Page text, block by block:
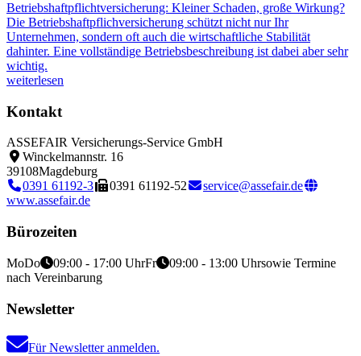
Betriebshaftpflichtversicherung: Kleiner Schaden, große Wirkung?
Die Betriebshaftpflichversicherung schützt nicht nur Ihr
Unternehmen, sondern oft auch die wirtschaftliche Stabilität
dahinter. Eine vollständige Betriebsbeschreibung ist dabei aber sehr
wichtig.
weiterlesen
Kontakt
ASSEFAIR Versicherungs-Service GmbH
Winckelmannstr. 16
39108Magdeburg
0391 61192-3
0391 61192-52
service@assefair.de
www.assefair.de
Bürozeiten
MoDo 09:00 - 17:00 UhrFr 09:00 - 13:00 Uhrsowie Termine
nach Vereinbarung
Newsletter
Für Newsletter anmelden.